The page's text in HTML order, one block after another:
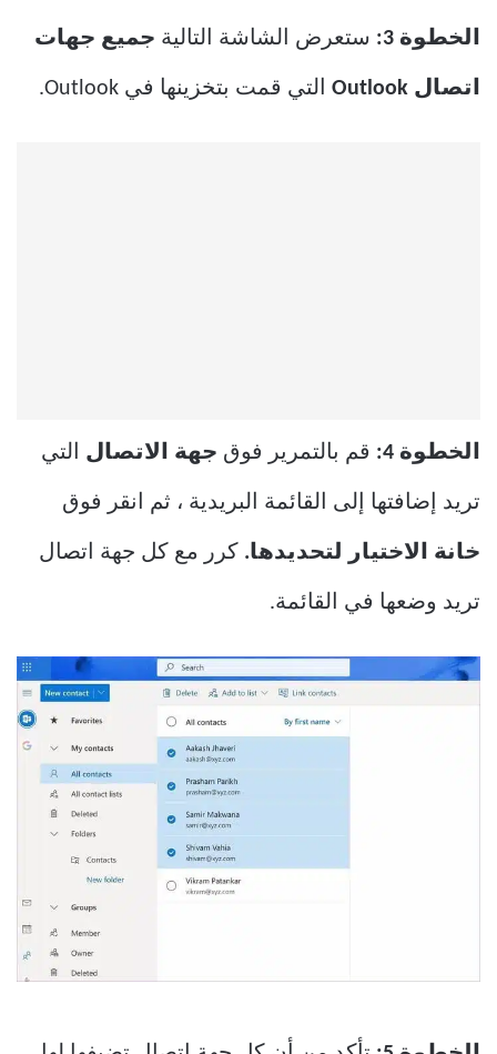
الخطوة 3: ستعرض الشاشة التالية جميع جهات
اتصال Outlook التي قمت بتخزينها في Outlook.
الخطوة 4: قم بالتمرير فوق جهة الاتصال التي
تريد إضافتها إلى القائمة البريدية ، ثم انقر فوق
خانة الاختيار لتحديدها. كرر مع كل جهة اتصال
تريد وضعها في القائمة.